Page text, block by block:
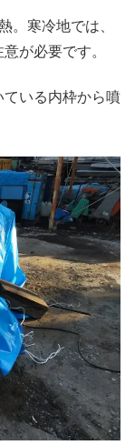
。寒冷地では、
が必要です。
いる内枠から噴